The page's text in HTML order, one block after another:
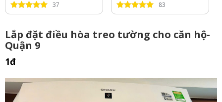
37 83
Lắp đặt điều hòa treo tường cho căn hộ-
Quận 9
1đ